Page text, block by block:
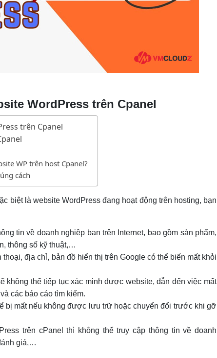
WordPress trên Cpanel
trên Cpanel
WP trên host Cpanel?
cách
biệt là website WordPress đang hoạt động trên hosting, bạn
tin về doanh nghiệp bạn trên Internet, bao gồm sản phẩm,
thông số kỹ thuật,…
địa chỉ, bản đồ hiển thị trên Google có thể biến mất khỏi
không thể tiếp tục xác minh được website, dẫn đến việc mất
các báo cáo tìm kiếm.
bị mất nếu không được lưu trữ hoặc chuyển đổi trước khi gỡ
trên cPanel thì không thể truy cập thông tin về doanh
giá,…